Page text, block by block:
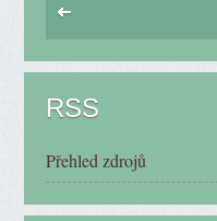
RSS
Přehled zdrojů